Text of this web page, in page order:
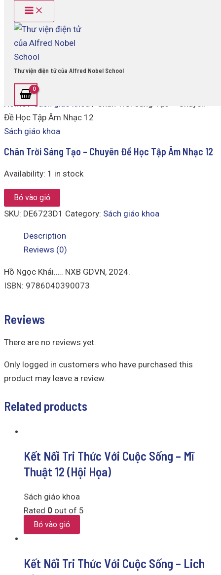
content
Main
Menu
Thư viện điện tử của Alfred Nobel School
Home/Sách giáo khoa / Chân Trời Sáng Tạo – Chuyên
Đề Học Tập Âm Nhạc 12
Sách giáo khoa
Chân Trời Sáng Tạo – Chuyên Đề Học Tập Âm Nhạc 12
Availability: 1 in stock
Sáng
Chuyên
Tập
12
quantity
Bỏ vào giỏ
SKU: DE6723D1 Category: Sách giáo khoa
Description
Reviews (0)
Hồ Ngọc Khải….. NXB GDVN, 2024.
ISBN: 9786040390073
Reviews
There are no reviews yet.
Only logged in customers who have purchased this
product may leave a review.
Related products
Kết Nối Tri Thức Với Cuộc Sống – Mĩ
Thuật 12 (Hội Họa)
Sách giáo khoa
Rated 0 out of 5
Bỏ vào giỏ
Kết Nối Tri Thức Với Cuộc Sống – Lich